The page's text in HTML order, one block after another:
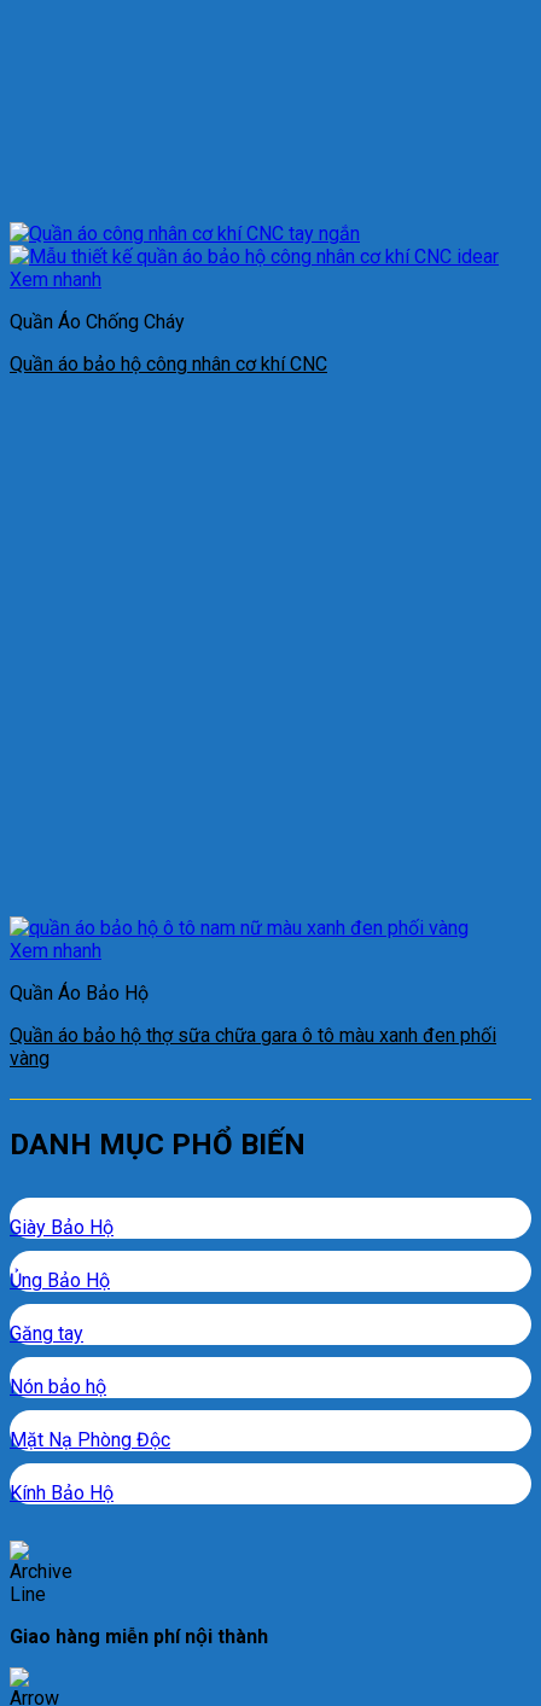
Xem nhanh
Quần Áo Chống Cháy
Quần áo bảo hộ công nhân cơ khí CNC
Xem nhanh
Quần Áo Bảo Hộ
Quần áo bảo hộ thợ sữa chữa gara ô tô màu xanh đen phối
vàng
DANH MỤC PHỔ BIẾN
Giày Bảo Hộ
Ủng Bảo Hộ
Găng tay
Nón bảo hộ
Mặt Nạ Phòng Độc
Kính Bảo Hộ
Giao hàng miễn phí nội thành